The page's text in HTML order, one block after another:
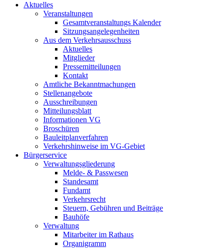
Aktuelles
Veranstaltungen
Gesamtveranstaltungs Kalender
Sitzungsangelegenheiten
Aus dem Verkehrsausschuss
Aktuelles
Mitglieder
Pressemitteilungen
Kontakt
Amtliche Bekanntmachungen
Stellenangebote
Ausschreibungen
Mitteilungsblatt
Informationen VG
Broschüren
Bauleitplanverfahren
Verkehrshinweise im VG-Gebiet
Bürgerservice
Verwaltungsgliederung
Melde- & Passwesen
Standesamt
Fundamt
Verkehrsrecht
Steuern, Gebühren und Beiträge
Bauhöfe
Verwaltung
Mitarbeiter im Rathaus
Organigramm